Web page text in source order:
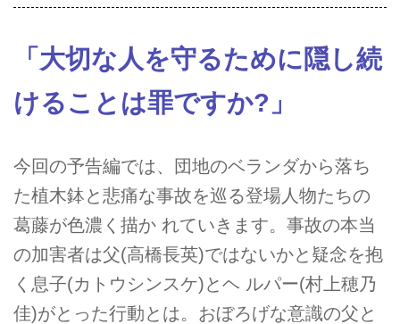
「大切な人を守るために隠し続
けることは罪ですか?」
今回の予告編では、団地のベランダから落ち
た植木鉢と悲痛な事故を巡る登場人物たちの
葛藤が色濃く描か れていきます。事故の本当
の加害者は父(高橋長英)ではないかと疑念を抱
く息子(カトウシンスケ)とヘ ルパー(村上穂乃
佳)がとった行動とは。おぼろげな意識の父と